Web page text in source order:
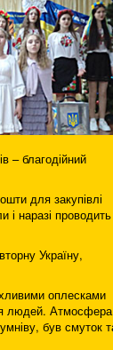
– благодійний
для закупівлі
і наразі проводить
Україну,
оплесками
людей. Атмосфера
був смуток